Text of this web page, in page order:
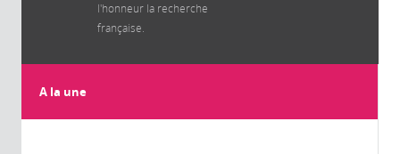
l'honneur la recherche
française.
A la une